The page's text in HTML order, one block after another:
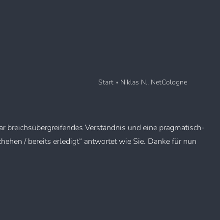
Start» Niklas N., NetCologne
Verständnis und eine pragmatisch-
/ bereits erledigt“ antwortet wie Sie. Danke für nun